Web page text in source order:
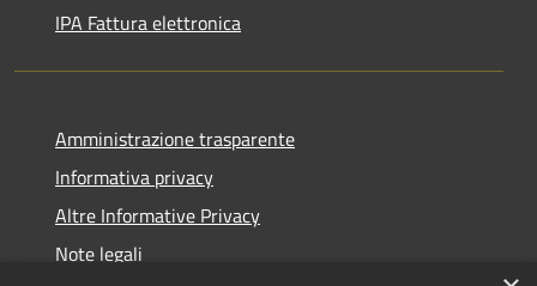
IPA Fattura elettronica
Amministrazione trasparente
Informativa privacy
Altre Informative Privacy
Note legali